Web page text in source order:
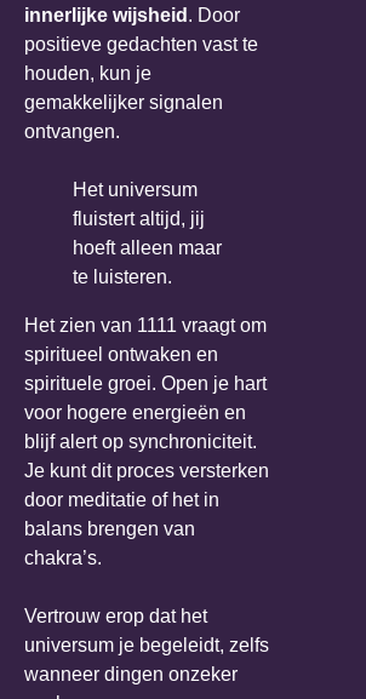
innerlijke wijsheid . Door
positieve gedachten vast te
houden, kun je
gemakkelijker signalen
ontvangen.
Het universum
fluistert altijd, jij
hoeft alleen maar
te luisteren.
Het zien van 1111 vraagt om
spiritueel ontwaken en
spirituele groei. Open je hart
voor hogere energieën en
blijf alert op synchroniciteit.
Je kunt dit proces versterken
door meditatie of het in
balans brengen van
chakra’s.
Vertrouw erop dat het
universum je begeleidt, zelfs
wanneer dingen onzeker